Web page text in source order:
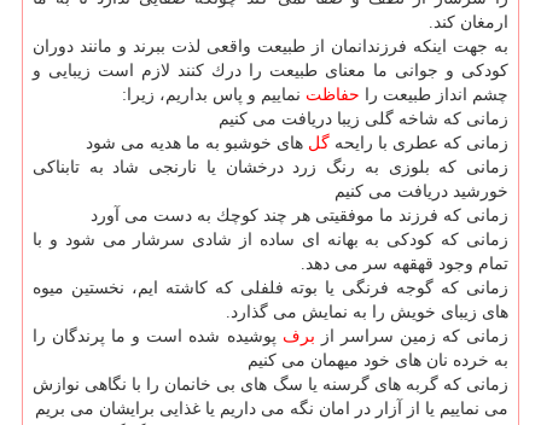
ارمغان كند.
به جهت اینكه فرزندانمان از طبیعت واقعی لذت ببرند و مانند دوران
كودكی و جوانی ما معنای طبیعت را درك كنند لازم است زیبایی و
چشم انداز طبیعت را حفاظت نماییم و پاس بداریم، زیرا:
زمانی كه شاخه گلی زیبا دریافت می كنیم
زمانی كه عطری با رایحه گل های خوشبو به ما هدیه می شود
زمانی كه بلوزی به رنگ زرد درخشان یا نارنجی شاد به تابناكی
خورشید دریافت می كنیم
زمانی كه فرزند ما موفقیتی هر چند كوچك به دست می آورد
زمانی كه كودكی به بهانه ای ساده از شادی سرشار می شود و با
تمام وجود قهقهه سر می دهد.
زمانی كه گوجه فرنگی یا بوته فلفلی كه كاشته ایم، نخستین میوه
های زیبای خویش را به نمایش می گذارد.
زمانی كه زمین سراسر از برف پوشیده شده است و ما پرندگان را
به خرده نان های خود میهمان می كنیم
زمانی كه گربه های گرسنه یا سگ های بی خانمان را با نگاهی نوازش
می نماییم یا از آزار در امان نگه می داریم یا غذایی برایشان می بریم